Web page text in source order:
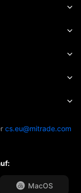
cs.eu@mitrade.com
MacOS